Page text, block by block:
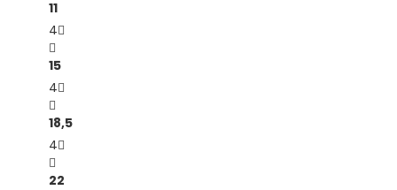
11
4
15
4
18,5
4
22